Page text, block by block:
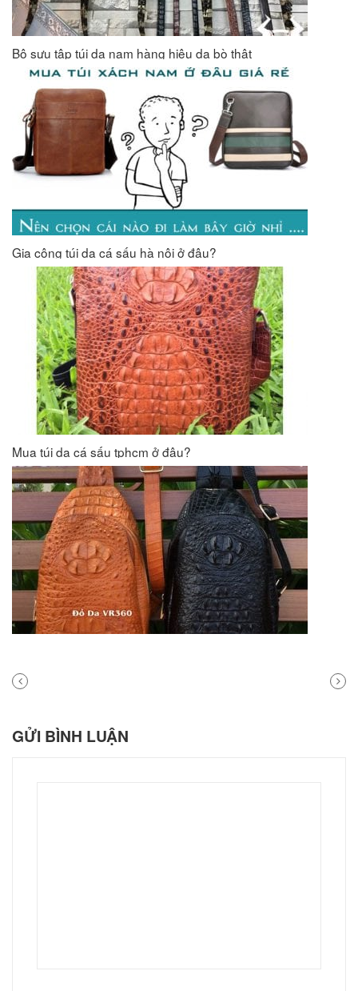
Bộ sưu tập túi da nam hàng hiệu da bò thật
Gia công túi da cá sấu hà nội ở đâu?
Mua túi da cá sấu tphcm ở đâu?
NEXT
GỬI BÌNH LUẬN